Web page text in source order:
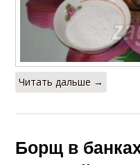
Читать дальше →
Борщ в